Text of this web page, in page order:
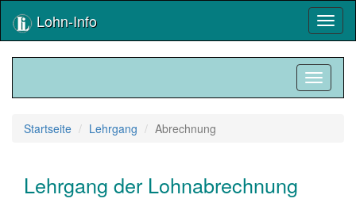
Lohn-Info
Toggle
Startseite Lehrgang Abrechnung
Lehrgang der Lohnabrechnung